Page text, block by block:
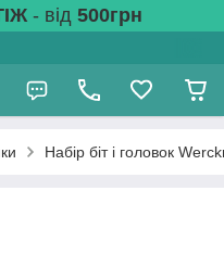
- від 500грн
Набір біт і головок